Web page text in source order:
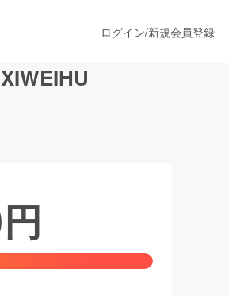
ン
ログイン/新規会員登録
円